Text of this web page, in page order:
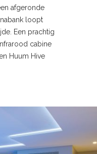
afgeronde
loopt
Een prachtig
cabine
Huum Hive